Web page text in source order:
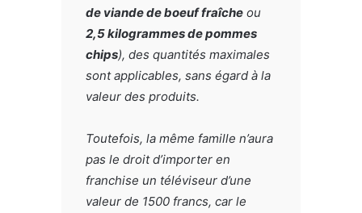
de viande de boeuf fraîche ou
2,5 kilogrammes de pommes
chips), des quantités maximales
sont applicables, sans égard à la
valeur des produits.
Toutefois, la même famille n’aura
pas le droit d’importer en
franchise un téléviseur d’une
valeur de 1500 francs, car le